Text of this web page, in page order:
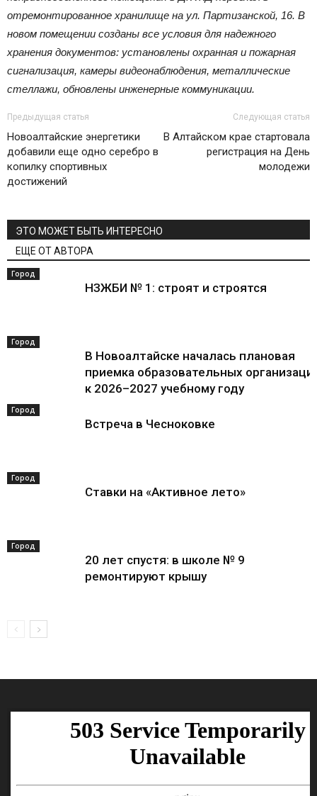
отремонтированное хранилище на ул. Партизанской, 16. В
новом помещении созданы все условия для надежного
хранения документов: установлены охранная и пожарная
сигнализация, камеры видеонаблюдения, металлические
стеллажи, обновлены инженерные коммуникации.
Предыдущая статья
Новоалтайские энергетики
добавили еще одно серебро в
копилку спортивных
достижений
Следующая статья
В Алтайском крае стартовала
регистрация на День
молодежи
ЭТО МОЖЕТ БЫТЬ ИНТЕРЕСНО
ЕЩЕ ОТ АВТОРА
Город
НЗЖБИ № 1: строят и строятся
Город
В Новоалтайске началась плановая
приемка образовательных
к 2026–2027 учебному году
Город
Встреча в Чесноковке
Город
Ставки на «Активное лето»
Город
20 лет спустя: в школе № 9
ремонтируют крышу